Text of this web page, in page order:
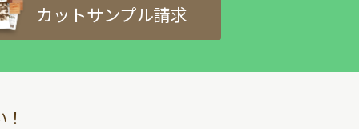
カットサンプル請求